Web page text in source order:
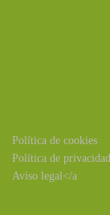
Política de cookies
Política de privacidad
Aviso legal</a